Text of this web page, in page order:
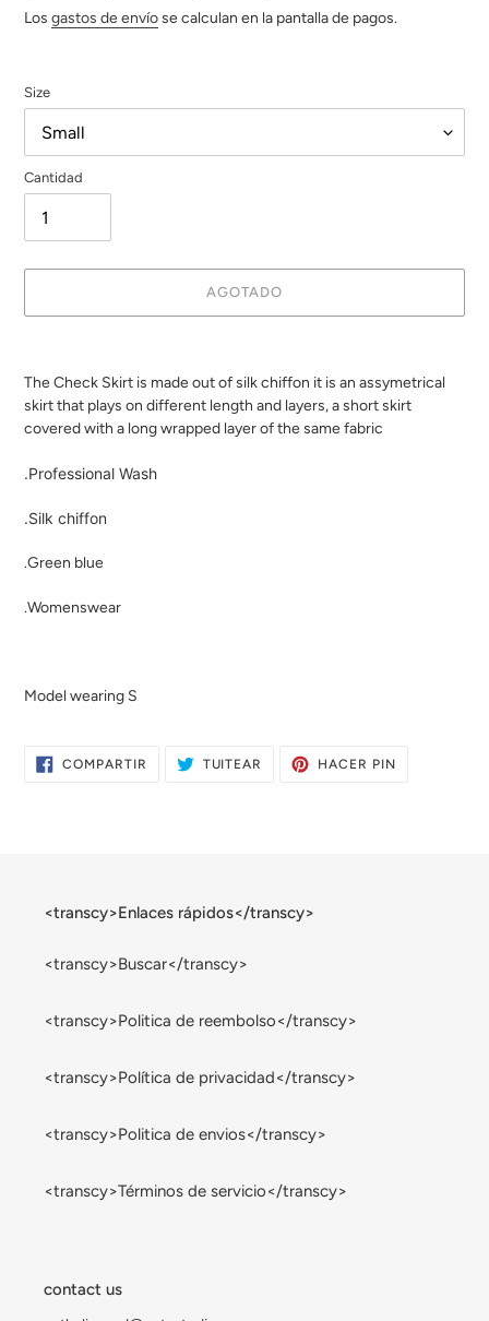
de
habitual
Los gastos de envíose calculan en la pantalla de pagos.
Size
Cantidad
AGOTADO
producto
a
tu
compra
The Check Skirt is made out of silk chiffon it is an assymetrical
skirt that plays on different length and layers, a short skirt
covered with a long wrapped layer of the same fabric
.Professional Wash
.Silk chiffon
.Green blue
.Womenswear
Model wearing S
COMPARTIR COMPARTIRTUITEAR TUITEARHACER PINPINEAR
EN
<transcy>Enlaces rápidos</transcy>
<transcy>Buscar</transcy>
<transcy>Politica de reembolso</transcy>
<transcy>Política de privacidad</transcy>
<transcy>Politica de envios</transcy>
<transcy>Términos de servicio</transcy>
contact us